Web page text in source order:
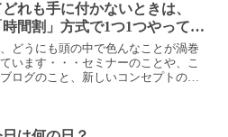
れも手に付かないときは、
時間割」方式で1つ1つやってみ
うどうにも頭の中で色んなことが渦巻
います・・・セミナーのことや、こ
ログのこと、新しいコンセプトのブ